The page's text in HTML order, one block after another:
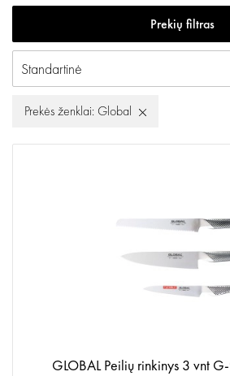
Prekių filtras
Prekės ženklai: Global
GLOBAL Peilių rinkinys 3 vnt